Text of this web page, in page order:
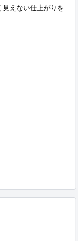
えない仕上がりを